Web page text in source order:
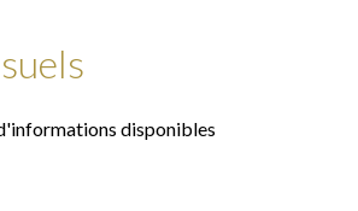
disponibles